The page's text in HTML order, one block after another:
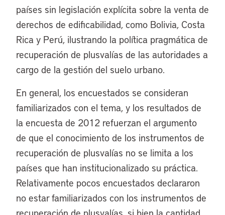
países sin legislación explícita sobre la venta de
derechos de edificabilidad, como Bolivia, Costa
Rica y Perú, ilustrando la política pragmática de
recuperación de plusvalías de las autoridades a
cargo de la gestión del suelo urbano.
En general, los encuestados se consideran
familiarizados con el tema, y los resultados de
la encuesta de 2012 refuerzan el argumento
de que el conocimiento de los instrumentos de
recuperación de plusvalías no se limita a los
países que han institucionalizado su práctica.
Relativamente pocos encuestados declararon
no estar familiarizados con los instrumentos de